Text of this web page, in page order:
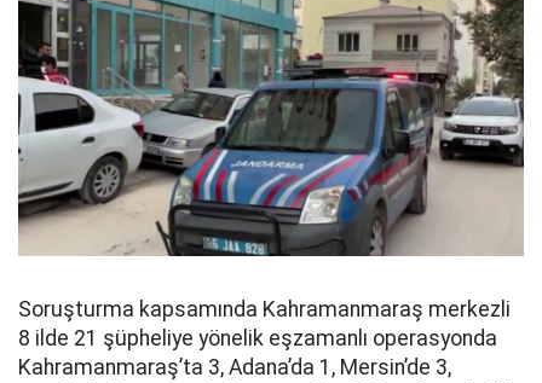
Soruşturma kapsamında Kahramanmaraş merkezli
8 ilde 21 şüpheliye yönelik eşzamanlı operasyonda
Kahramanmaraş’ta 3, Adana’da 1, Mersin’de 3,